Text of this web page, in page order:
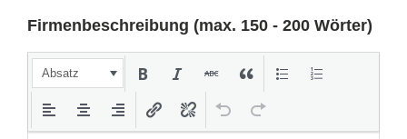
Firmenbeschreibung (max. 150 - 200 Wörter)
Absatz